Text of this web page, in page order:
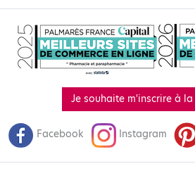
Je souhaite m'inscrire à
Facebook Instagram